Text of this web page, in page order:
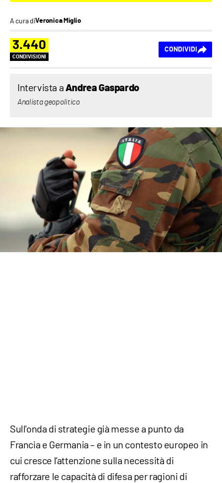
A cura diVeronica Miglio
3.440
CONDIVISIONI
CONDIVIDI
Intervista a Andrea Gaspardo
Analista geopolitico
Sull'onda di strategie già messe a punto da
Francia e Germania – e in un contesto europeo in
cui cresce l’attenzione sulla necessità di
rafforzare le capacità di difesa per ragioni di